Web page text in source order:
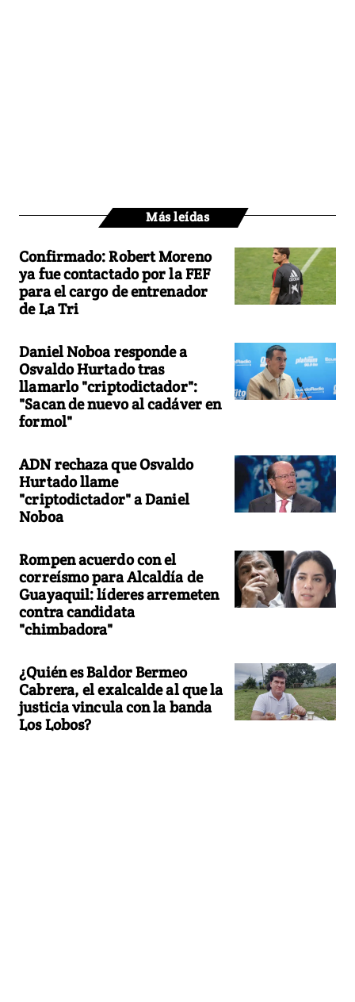
Más leídas
Confirmado: Robert Moreno
ya fue contactado por la FEF
para el cargo de entrenador
de La Tri
Daniel Noboa responde a
Osvaldo Hurtado tras
llamarlo "criptodictador":
"Sacan de nuevo al cadáver en
formol"
ADN rechaza que Osvaldo
Hurtado llame
"criptodictador" a Daniel
Noboa
Rompen acuerdo con el
correísmo para Alcaldía de
Guayaquil: líderes arremeten
contra candidata
"chimbadora"
¿Quién es Baldor Bermeo
Cabrera, el exalcalde al que la
justicia vincula con la banda
Los Lobos?